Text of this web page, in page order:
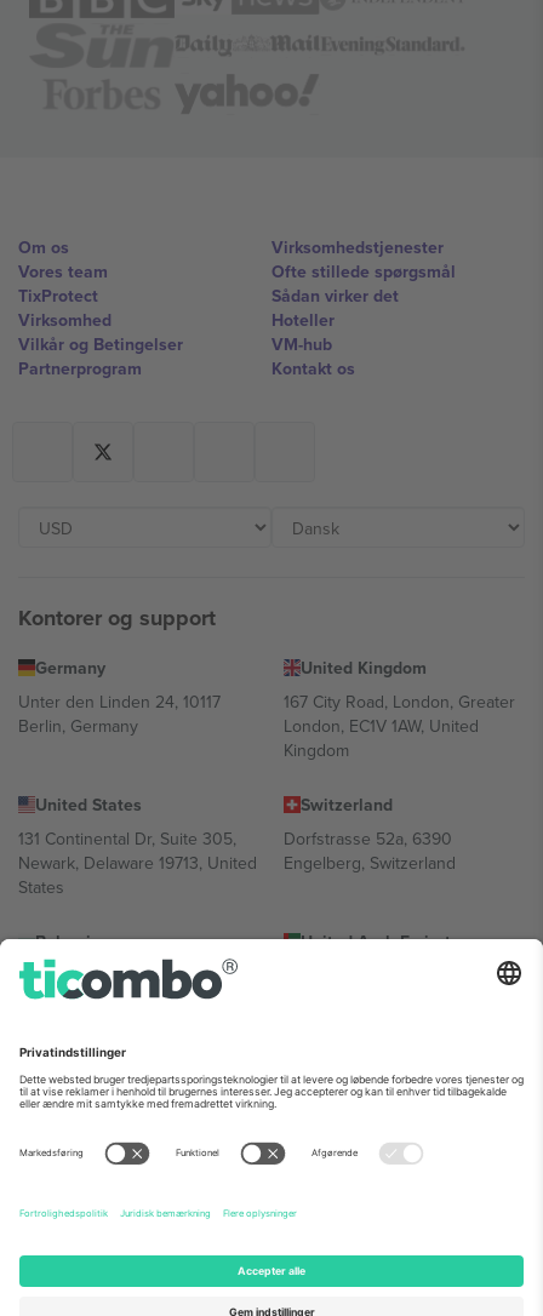
Om os
Vores team
TixProtect
Virksomhed
Vilkår og Betingelser
Partnerprogram
Virksomhedstjenester
Ofte stillede spørgsmål
Sådan virker det
Hoteller
VM-hub
Kontakt os
Kontorer og support
Germany
Unter den Linden 24, 10117
Berlin, Germany
United Kingdom
167 City Road, London, Greater
London, EC1V 1AW, United
Kingdom
United States
131 Continental Dr, Suite 305,
Newark, Delaware 19713, United
States
Switzerland
Dorfstrasse 52a, 6390
Engelberg, Switzerland
Bulgaria
Regus Sofia City West, bul
Totleben 53-55, 1606 Sofia,
United Arab Emirates
UAE Dubai Silicon Oasis, DDP
Mexico
Av Chapultepec 360, Roma
Norte, Cuauhtémoc, 06700
Ciudad de México, CDMX,
sted, begivenhed og/eller domæne. For detaljer se den specifikke
begivenhedsside, tryk og vilkår.,Virksomhed
Ticombo. Alle rettigheder forbeholdes.